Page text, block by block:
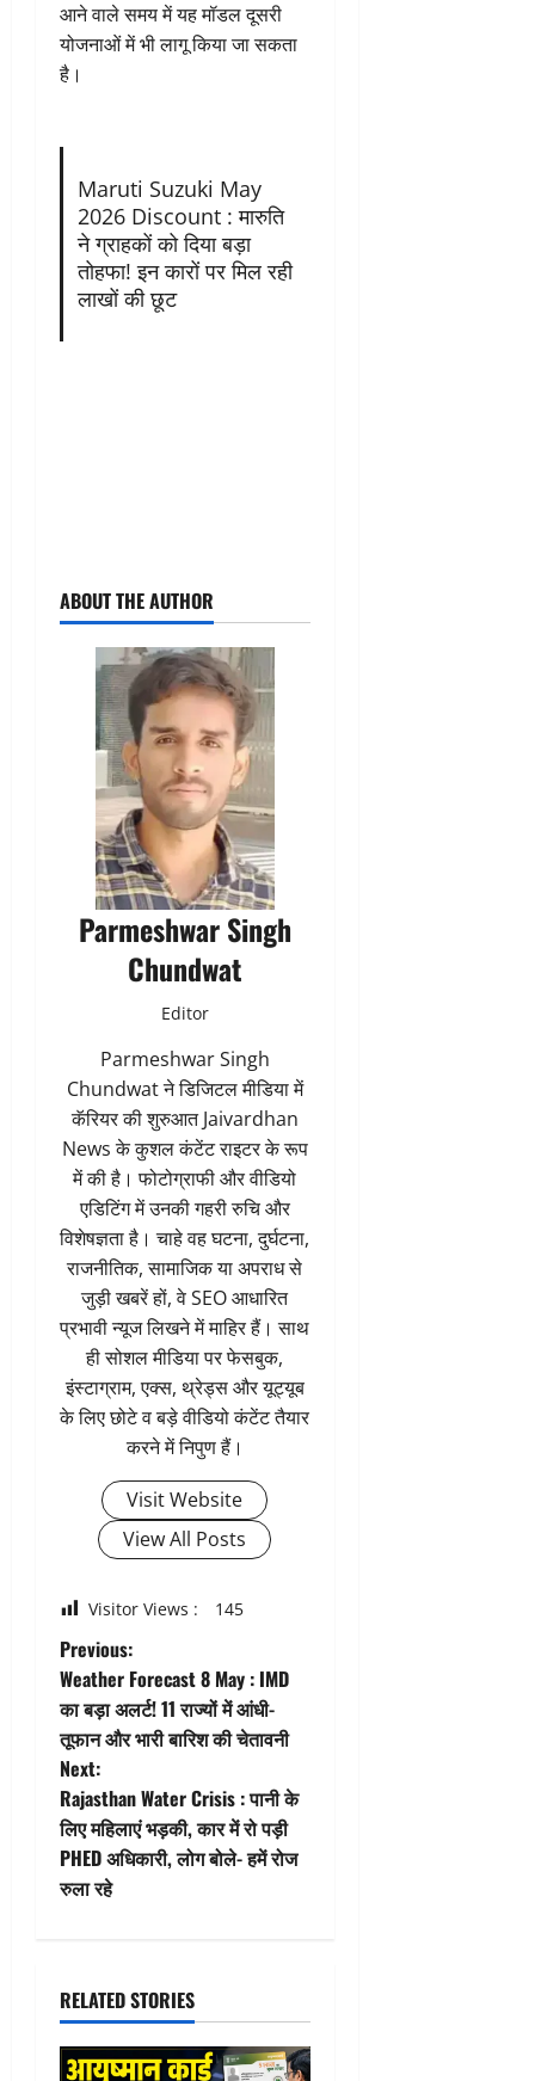
आने वाले समय में यह मॉडल दूसरी
योजनाओं में भी लागू किया जा सकता
है।
Maruti Suzuki May
2026 Discount : मारुति
ने ग्राहकों को दिया बड़ा
तोहफा! इन कारों पर मिल रही
लाखों की छूट
ABOUT THE AUTHOR
Parmeshwar Singh
Chundwat
Editor
Parmeshwar Singh
Chundwat ने डिजिटल मीडिया में
कॅरियर की शुरुआत Jaivardhan
News के कुशल कंटेंट राइटर के रूप
में की है। फोटोग्राफी और वीडियो
एडिटिंग में उनकी गहरी रुचि और
विशेषज्ञता है। चाहे वह घटना, दुर्घटना,
राजनीतिक, सामाजिक या अपराध से
जुड़ी खबरें हों, वे SEO आधारित
प्रभावी न्यूज लिखने में माहिर हैं। साथ
ही सोशल मीडिया पर फेसबुक,
इंस्टाग्राम, एक्स, थ्रेड्स और यूट्यूब
के लिए छोटे व बड़े वीडियो कंटेंट तैयार
करने में निपुण हैं।
Visit Website
View All Posts
Visitor Views : 145
P
o
s
t
n
a
i
g
Previous:
Weather Forecast 8 May : IMD
का बड़ा अलर्ट! 11 राज्यों में आंधी-
तूफान और भारी बारिश की चेतावनी
Next:
Rajasthan Water Crisis : पानी के
लिए महिलाएं भड़की, कार में रो पड़ी
PHED अधिकारी, लोग बोले- हमें रोज
रुला रहे
RELATED STORIES